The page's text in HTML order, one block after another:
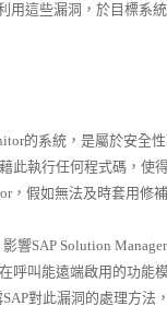
這些漏洞，於目標系
的系統，是屬於安全
此執行任何程式碼，使
，假如無法及時套用修
SAP Solution
呼叫能遠端啟用的功
對此漏洞的處理方